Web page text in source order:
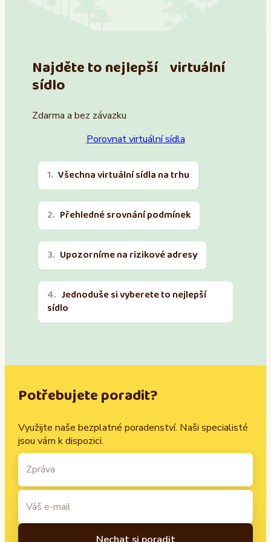
Najděte to nejlepší virtuální
sídlo
Zdarma a bez závazku
Porovnat virtuální sídla
Všechna virtuální sídla na trhu
Přehledné srovnání podmínek
Upozorníme na rizikové adresy
Jednoduše si vyberete to nejlepší
sídlo
Potřebujete poradit?
Využijte naše bezplatné poradenství. Naši specialisté
jsou vám k dispozici.